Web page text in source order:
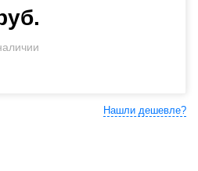
Нашли дешевле?